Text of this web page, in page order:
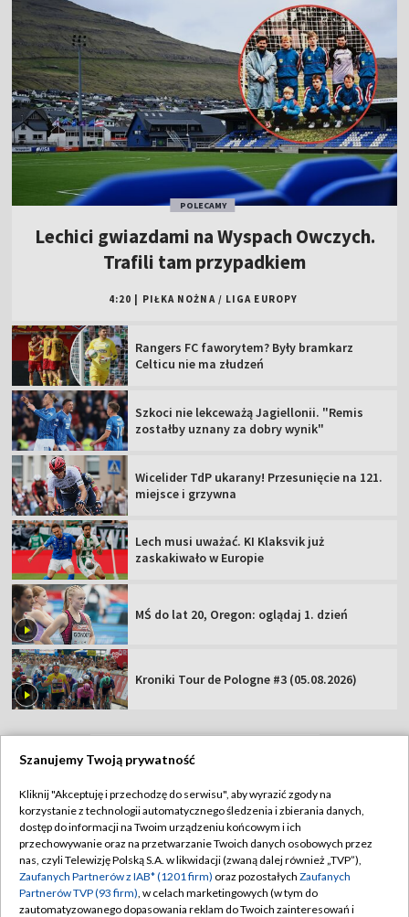
POLECAMY
Lechici gwiazdami na Wyspach Owczych.
Trafili tam przypadkiem
4:20 PIŁKA NOŻNA / LIGA EUROPY
Rangers FC faworytem? Były bramkarz
Celticu nie ma złudzeń
Szkoci nie lekceważą Jagiellonii. "Remis
zostałby uznany za dobry wynik"
Wicelider TdP ukarany! Przesunięcie na 121.
miejsce i grzywna
Lech musi uważać. KI Klaksvik już
zaskakiwało w Europie
MŚ do lat 20, Oregon: oglądaj 1. dzień
Kroniki Tour de Pologne #3 (05.08.2026)
Abonament TVP
Sklep TVP
Biuro Reklamy
Oferta Handlowa
Regulamin TVP
Polityka prywatności
Moje zgody
Biuro reklamy
Szanujemy Twoją prywatność
Kliknij "Akceptuję i przechodzę do serwisu", aby wyrazić zgody na
korzystanie z technologii automatycznego śledzenia i zbierania danych,
dostęp do informacji na Twoim urządzeniu końcowym i ich
przechowywanie oraz na przetwarzanie Twoich danych osobowych przez
nas, czyli Telewizję Polską S.A. w likwidacji (zwaną dalej również „TVP”),
Zaufanych Partnerów z IAB* (1201 firm) oraz pozostałych Zaufanych
Partnerów TVP (93 firm), w celach marketingowych (w tym do
zautomatyzowanego dopasowania reklam do Twoich zainteresowań i